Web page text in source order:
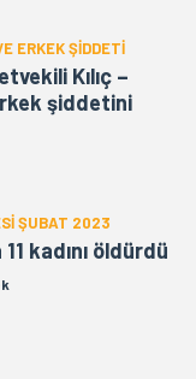
ERKEK ŞİDDETİ
Kılıç –
şiddetini
ŞUBAT 2023
kadını öldürdü